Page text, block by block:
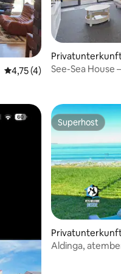
Bewertungen
Durchschnittliche
4,75 (4)
Privatunterkunft
See-Sea House
Superhost
Superhost
ach
Aldinga,